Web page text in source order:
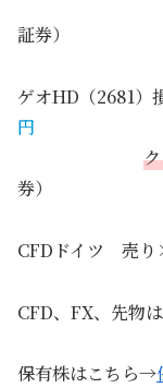
証券）
ゲオHD（2681
円
券）
CFDドイツ 売
CFD、FX、先物
保有株はこちら→